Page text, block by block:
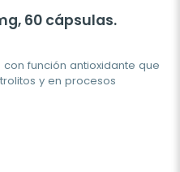
60 cápsulas.
función antioxidante que
y en procesos